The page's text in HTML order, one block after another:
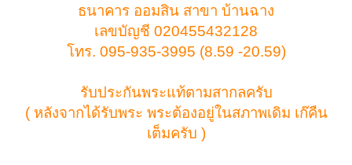
ธนาคาร ออมสิน สาขา บ้านฉาง
เลขบัญชี 020455432128
โทร. 095-935-3995 (8.59 -20.59)
รับประกันพระแท้ตามสากลครับ
( หลังจากได้รับพระ พระต้องอยู่ในสภาพเดิม เก๊คืน
เต็มครับ )